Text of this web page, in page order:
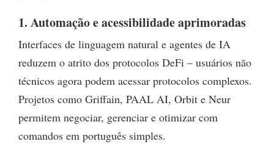
1. Automação e acessibilidade aprimoradas
Interfaces de linguagem natural e agentes de IA
reduzem o atrito dos protocolos DeFi – usuários não
técnicos agora podem acessar protocolos complexos.
Projetos como Griffain, PAAL AI, Orbit e Neur
permitem negociar, gerenciar e otimizar com
comandos em português simples.